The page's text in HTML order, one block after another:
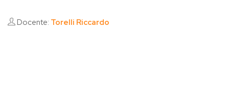
Docente: Torelli Riccardo